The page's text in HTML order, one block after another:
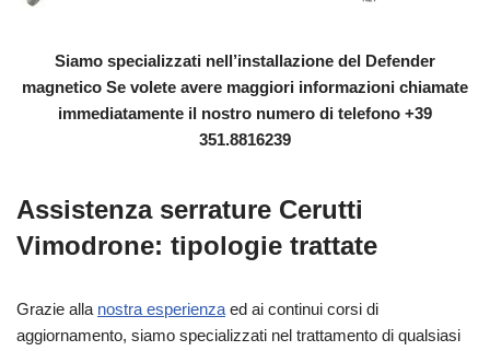
Siamo specializzati nell’installazione del Defender
magnetico Se volete avere maggiori informazioni chiamate
immediatamente il nostro numero di telefono +39
351.8816239
Assistenza serrature Cerutti
Vimodrone: tipologie trattate
Grazie alla nostra esperienza ed ai continui corsi di
aggiornamento, siamo specializzati nel trattamento di qualsiasi